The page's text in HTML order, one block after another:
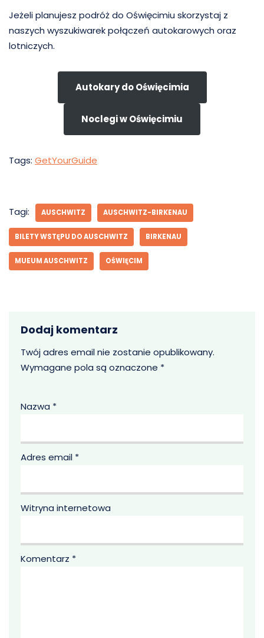
Jeżeli planujesz podróż do Oświęcimiu skorzystaj z
naszych wyszukiwarek połączeń autokarowych oraz
lotniczych.
Autokary do Oświęcimia
Noclegi w Oświęcimiu
Tags: GetYourGuide
Tagi: AUSCHWITZ AUSCHWITZ-BIRKENAU
BILETY WSTĘPU DO AUSCHWITZ BIRKENAU
MUEUM AUSCHWITZ OŚWIĘCIM
Dodaj komentarz
Twój adres email nie zostanie opublikowany.
Wymagane pola są oznaczone *
Nazwa *
Adres email *
Witryna internetowa
Komentarz *